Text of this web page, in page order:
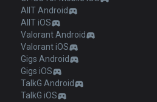
AllT Android
AllT iOS
Valorant Android
Valorant iOS
Gigs Android
Gigs iOS
TalkG Android
TalkG iOS